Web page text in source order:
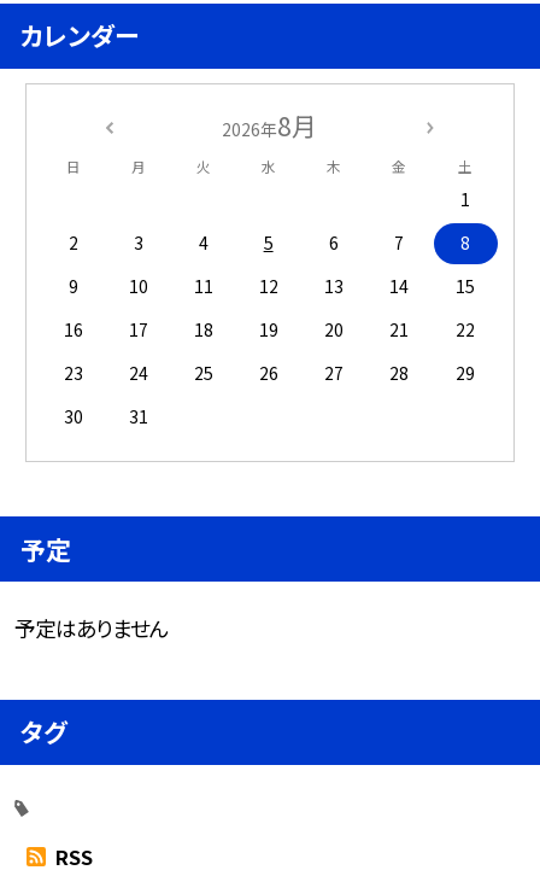
カレンダー
2026年8月
日 月 火 水 木 金 土
1
2
3 4 5 6 7
8
9
10 11 12 13 14
15
16
17 18 19 20 21
22
23
24 25 26 27 28
29
30
31
予定
予定はありません
タグ
RSS